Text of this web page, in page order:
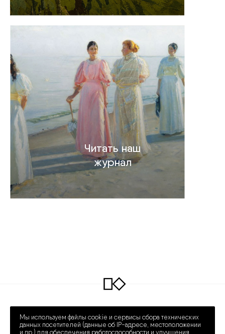
Читать наш
журнал
ПРЕЧИСТЕНКА 30/2
ПН – СБ 12:00 – 20:00
Мы используем файлы cookie и сервисы сбора технических
данных посетителей (данные об IP-адресе, местоположении
и др.) для обеспечения работоспособности и улучшения